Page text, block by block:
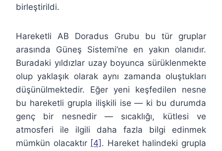
birleştirildi.
Hareketli AB Doradus Grubu bu tür gruplar
arasında Güneş Sistemi’ne en yakın olanıdır.
Buradaki yıldızlar uzay boyunca sürüklenmekte
olup yaklaşık olarak aynı zamanda oluştukları
düşünülmektedir. Eğer yeni keşfedilen nesne
bu hareketli grupla ilişkili ise — ki bu durumda
genç bir nesnedir — sıcaklığı, kütlesi ve
atmosferi ile ilgili daha fazla bilgi edinmek
mümkün olacaktır [4] . Hareket halindeki grupla